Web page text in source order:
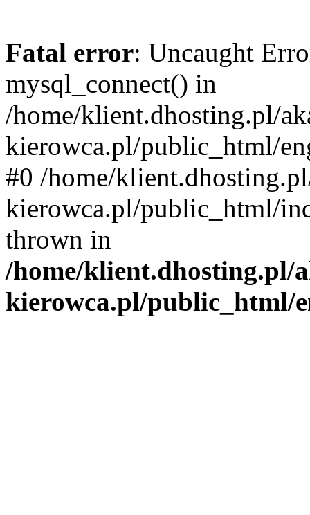
Fatal error: Uncaught
mysql_connect() in
/home/klient.dhosting.pl/
kierowca.pl/public_html/
#0 /home/
kierowca.pl/public_html/
thrown in
/home/klient.dhosting.pl/
kierowca.pl/public_html/